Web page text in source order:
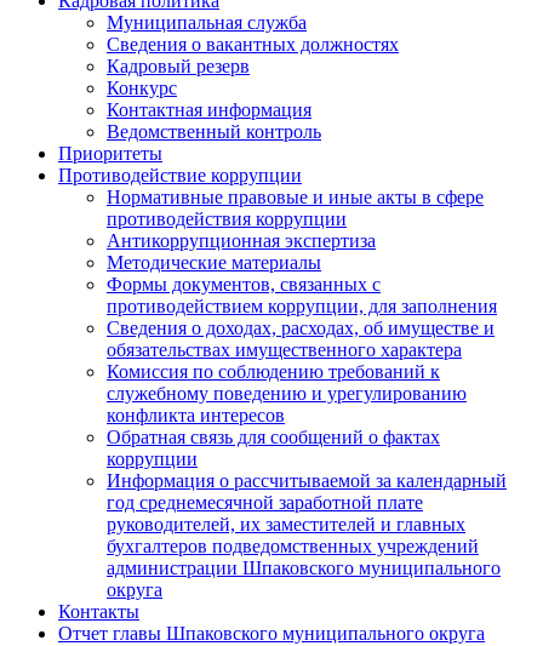
Муниципальная служба
Сведения о вакантных должностях
Кадровый резерв
Конкурс
Контактная информация
Ведомственный контроль
Приоритеты
Противодействие коррупции
Нормативные правовые и иные акты в сфере
противодействия коррупции
Антикоррупционная экспертиза
Методические материалы
Формы документов, связанных с
противодействием коррупции, для заполнения
Сведения о доходах, расходах, об имуществе и
обязательствах имущественного характера
Комиссия по соблюдению требований к
служебному поведению и урегулированию
конфликта интересов
Обратная связь для сообщений о фактах
коррупции
Информация о рассчитываемой за календарный
год среднемесячной заработной плате
руководителей, их заместителей и главных
бухгалтеров подведомственных учреждений
администрации Шпаковского муниципального
округа
Контакты
Отчет главы Шпаковского муниципального округа